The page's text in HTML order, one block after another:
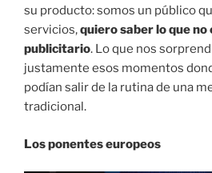
su producto: somos un público
servicios,quiero saber lo que
publicitario. Lo que nos
justamente esos momentos
podían salir de la rutina de una
tradicional.
Los ponentes europeos